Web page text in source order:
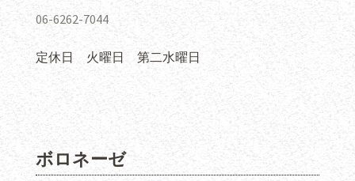
06-6262-7044
定休日 火曜日 第二水曜日
ボロネーゼ